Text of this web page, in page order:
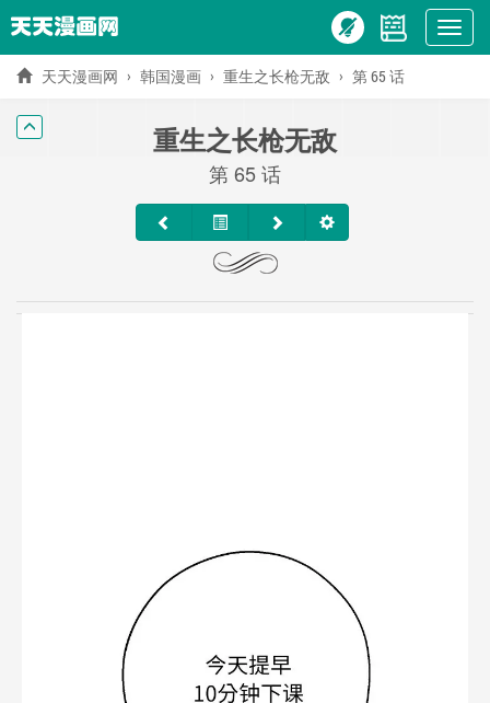
Show
menu
天天漫画网 韩国漫画 重生之长枪无敌 第 65 话
重生之长枪无敌
第 65 话